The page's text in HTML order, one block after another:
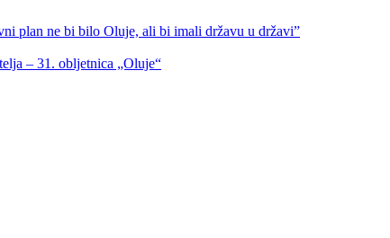
plan ne bi bilo Oluje, ali bi imali državu u državi”
– 31. obljetnica „Oluje“